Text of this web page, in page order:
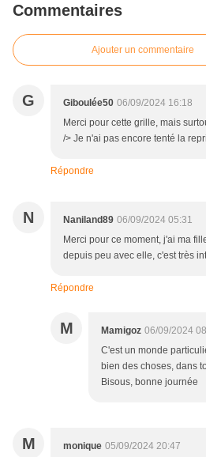
Commentaires
Ajouter un commentaire
G Giboulée50 06/09/2024 16:18
Merci pour cette grille, mais
/> Je n'ai pas encore tenté la
Répondre
N Naniland89 06/09/2024 05:31
Merci pour ce moment, j'ai ma
depuis peu avec elle, c'est très
Répondre
M Mamigoz 06/09/2024
C'est un monde
bien des choses, dans
Bisous, bonne journée
M monique 05/09/2024 20:47